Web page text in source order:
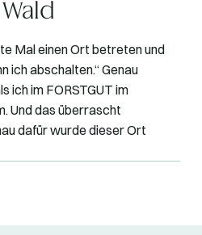
Mal einen Ort betreten und
ich abschalten.“ Genau
ich im FORSTGUT im
Und das überrascht
dafür wurde dieser Ort